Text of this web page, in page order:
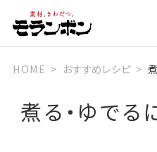
HOME おすすめレシピ
煮る・ゆでる